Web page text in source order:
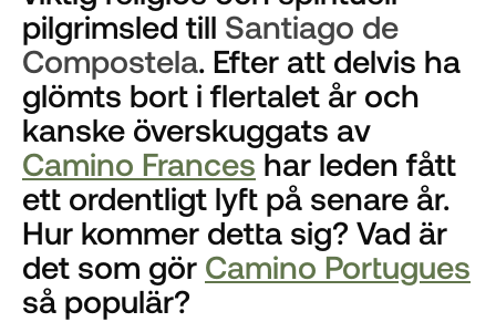
pilgrimsled till Santiago de
Compostela. Efter att delvis ha
glömts bort i flertalet år och
kanske överskuggats av
Camino Frances har leden fått
ett ordentligt lyft på senare år.
Hur kommer detta sig? Vad är
det som gör Camino Portugues
så populär?